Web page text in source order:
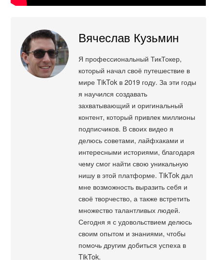
Вячеслав Кузьмин
Я профессиональный ТикТокер,
который начал своё путешествие в
мире TikTok в 2019 году. За эти годы
я научился создавать
захватывающий и оригинальный
контент, который привлек миллионы
подписчиков. В своих видео я
делюсь советами, лайфхаками и
интересными историями, благодаря
чему смог найти свою уникальную
нишу в этой платформе. TikTok дал
мне возможность выразить себя и
своё творчество, а также встретить
множество талантливых людей.
Сегодня я с удовольствием делюсь
своим опытом и знаниями, чтобы
помочь другим добиться успеха в
TikTok.